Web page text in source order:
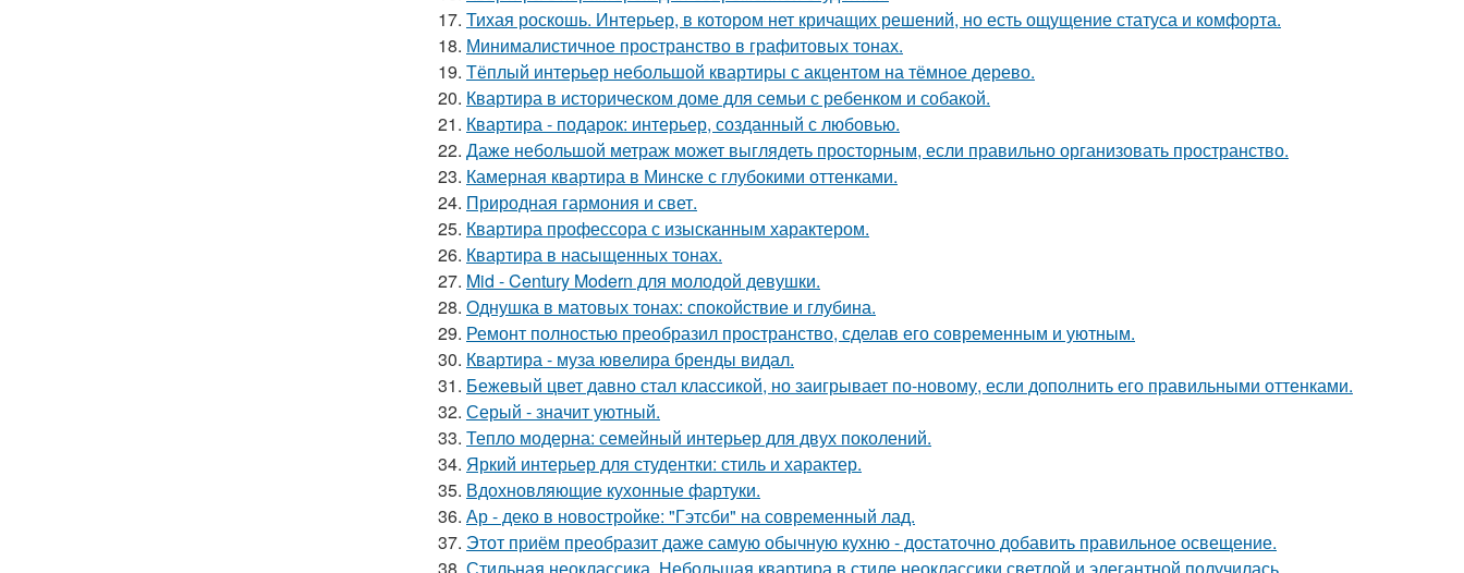
17. Тихая роскошь. Интерьер, в котором нет кричащих решений, но есть ощущение статуса и комфорта.
18. Минималистичное пространство в графитовых тонах.
19. Тёплый интерьер небольшой квартиры с акцентом на тёмное дерево.
20. Квартира в историческом доме для семьи с ребенком и собакой.
21. Квартира - подарок: интерьер, созданный с любовью.
22. Даже небольшой метраж может выглядеть просторным, если правильно организовать пространство.
23. Камерная квартира в Минске с глубокими оттенками.
24. Природная гармония и свет.
25. Квартира профессора с изысканным характером.
26. Квартира в насыщенных тонах.
27. Mid - Century Modern для молодой девушки.
28. Однушка в матовых тонах: спокойствие и глубина.
29. Ремонт полностью преобразил пространство, сделав его современным и уютным.
30. Квартира - муза ювелира бренды видал.
31. Бежевый цвет давно стал классикой, но заигрывает по-новому, если дополнить его правильными оттенками.
32. Серый - значит уютный.
33. Тепло модерна: семейный интерьер для двух поколений.
34. Яркий интерьер для студентки: стиль и характер.
35. Вдохновляющие кухонные фартуки.
36. Ар - деко в новостройке: "Гэтсби" на современный лад.
37. Этот приём преобразит даже самую обычную кухню - достаточно добавить правильное освещение.